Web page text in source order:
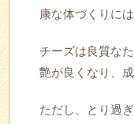
康な体づくりに
チーズは良質な
艶が良くなり、
ただし、とり過